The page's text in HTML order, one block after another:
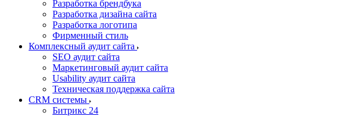
Разработка брендбука
Разработка дизайна сайта
Разработка логотипа
Фирменный стиль
Комплексный аудит сайта
SEO аудит сайта
Маркетинговый аудит сайта
Usability аудит сайта
Техническая поддержка сайта
CRM системы
Битрикс 24